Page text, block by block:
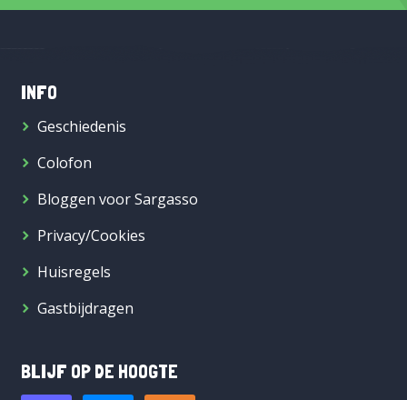
INFO
Geschiedenis
Colofon
Bloggen voor Sargasso
Privacy/Cookies
Huisregels
Gastbijdragen
BLIJF OP DE HOOGTE